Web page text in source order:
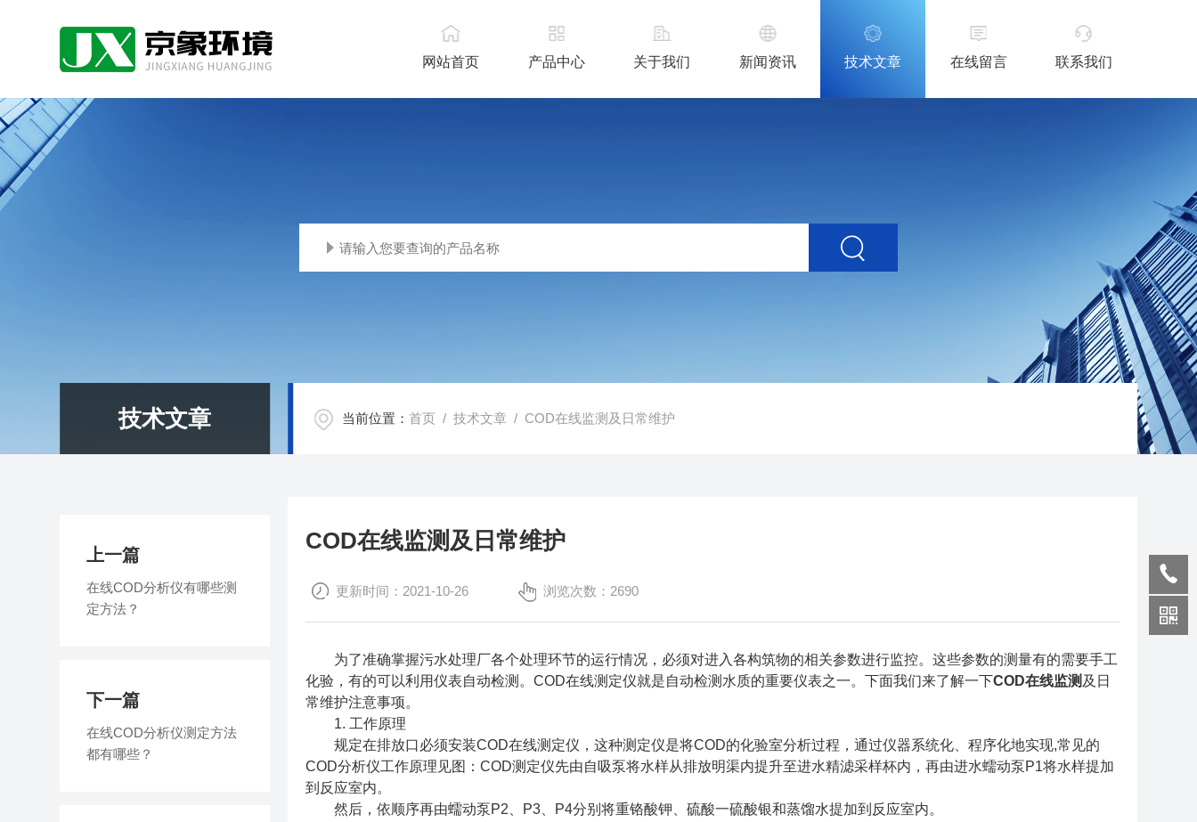
网站首页 产品中心 关于我们 新闻资讯 技术文章 在线留言 联系我们
技术文章 当前位置：首页 /技术文章 / COD在线监测及日常维护
COD在线监测及日常维护
更新时间：2021-10-26 浏览次数：2690
为了准确掌握污水处理厂各个处理环节的运行情况，必须对进入各构筑物的相关参数进行监控。这些参数的测量有的需要手工
化验，有的可以利用仪表自动检测。COD在线测定仪就是自动检测水质的重要仪表之一。下面我们来了解一下COD在线监测 及日
常维护注意事项。
1. 工作原理
规定在排放口必须安装COD在线测定仪，这种测定仪是将COD的化验室分析过程，通过仪器系统化、程序化地实现,常见的
COD分析仪工作原理见图：COD测定仪先由自吸泵将水样从排放明渠内提升至进水精滤采样杯内，再由进水蠕动泵P1将水样提加
到反应室内。
然后，依顺序再由蠕动泵P2、P3、P4分别将重铬酸钾、硫酸一硫酸银和蒸馏水提加到反应室内。
上一篇
在线COD分析仪有哪些测
定方法？
下一篇
在线COD分析仪测定方法
都有哪些？